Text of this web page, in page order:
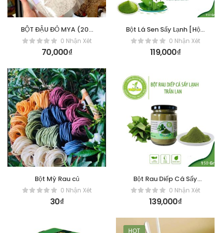
BỘT ĐẬU ĐỎ MYA (200
GR)0 Nhận Xét
70,000₫
Bột Lá Sen Sấy Lạnh [Hộp
150gr]0 Nhận Xét
119,000₫
Bột Mỳ Rau củ
0 Nhận Xét
30₫
Bột Rau Diếp Cá Sấy
Lạnh [Hộp 150gr]
0 Nhận Xét
139,000₫
HOT